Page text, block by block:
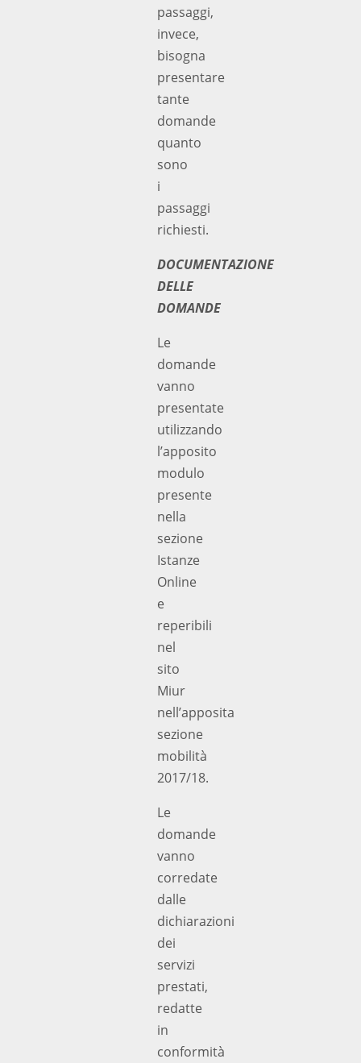
passaggi,
invece,
bisogna
presentare
tante
domande
quanto
sono
i
passaggi
richiesti.
DOCUMENTAZIONE
DELLE
DOMANDE
Le
domande
vanno
presentate
utilizzando
l’apposito
modulo
presente
nella
sezione
Istanze
Online
e
reperibili
nel
sito
Miur
nell’apposita
sezione
mobilità
2017/18.
Le
domande
vanno
corredate
dalle
dichiarazioni
dei
servizi
prestati,
redatte
in
conformità